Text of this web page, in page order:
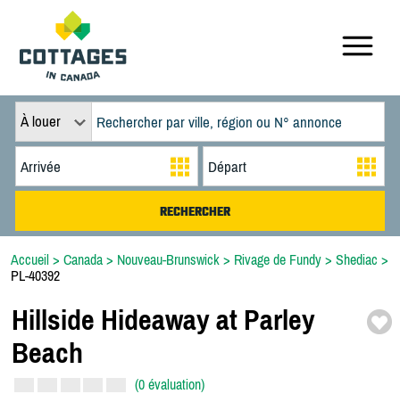
À louer
Accueil > Canada > Nouveau-Brunswick > Rivage de Fundy > Shediac >
PL-40392
Hillside Hideaway at Parley
Beach
(0 évaluation)